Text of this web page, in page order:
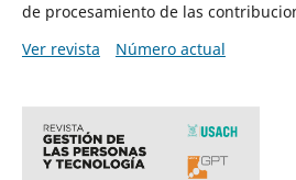
de procesamiento de las
Ver revista
Número actual